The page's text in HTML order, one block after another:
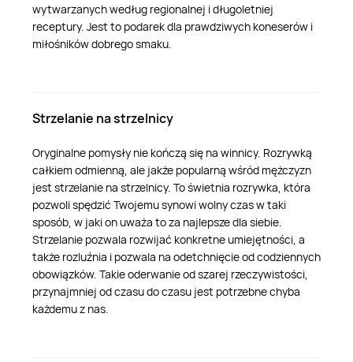
wytwarzanych według regionalnej i długoletniej
receptury. Jest to podarek dla prawdziwych koneserów i
miłośników dobrego smaku.
Strzelanie na strzelnicy
Oryginalne pomysły nie kończą się na winnicy. Rozrywką
całkiem odmienną, ale jakże popularną wśród mężczyzn
jest strzelanie na strzelnicy. To świetnia rozrywka, która
pozwoli spędzić Twojemu synowi wolny czas w taki
sposób, w jaki on uważa to za najlepsze dla siebie.
Strzelanie pozwala rozwijać konkretne umiejętności, a
także rozluźnia i pozwala na odetchnięcie od codziennych
obowiązków. Takie oderwanie od szarej rzeczywistości,
przynajmniej od czasu do czasu jest potrzebne chyba
każdemu z nas.